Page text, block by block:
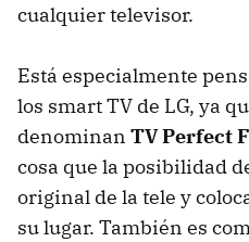
cualquier televisor.
Está especialmente
los smart TV de LG, ya
denominan TV Perfect
cosa que la posibilidad
original de la tele y
su lugar. También es